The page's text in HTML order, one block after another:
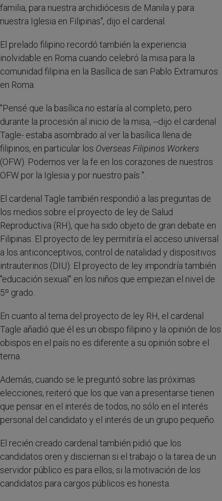
familia, para nuestra archidiócesis de Manila y para
nuestra Iglesia en Filipinas", dijo el cardenal.
El prelado filipino recordó también la experiencia
inolvidable en Roma cuando celebró la misa para la
comunidad filipina en la Basílica de san Pablo Extramuros
en Roma.
"Pensé que la basílica no estaría al completo, pero
durante la procesión al inicio de la misa, --dijo el cardenal
Tagle- estaba asombrado al ver la basílica llena de
filipinos, en particular los Overseas Filipinos Workers
(OFW). Podemos ver la fe en los corazones de nuestros
OFW por la Iglesia y por nuestro país ".
El cardenal Tagle también respondió a las preguntas de
los medios sobre el proyecto de ley de Salud
Reproductiva (RH), que ha sido objeto de gran debate en
Filipinas. El proyecto de ley permitiría el acceso universal
a los anticonceptivos, control de natalidad y dispositivos
intrauterinos (DIU). El proyecto de ley impondría también
"educación sexual" en los niños que empiezan el nivel de
5º grado.
En cuanto al tema del proyecto de ley RH, el cardenal
Tagle añadió que él es un obispo filipino y la opinión de los
obispos en el país no es diferente a su opinión sobre el
tema.
Además, cuando se le preguntó sobre las próximas
elecciones, reiteró que los que van a presentarse tienen
que pensar en el interés de todos, no sólo en el interés
personal del candidato y el interés de un grupo pequeño.
El recién creado cardenal también pidió que los
candidatos oren y disciernan si el trabajo o la tarea de un
servidor público es para ellos, si la motivación de los
candidatos para cargos públicos es honesta.